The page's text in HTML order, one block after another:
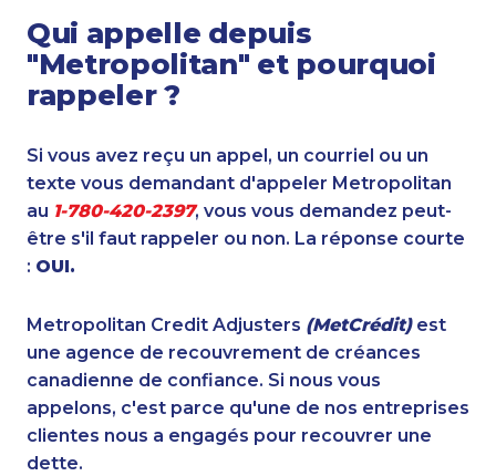
Qui appelle depuis
"Metropolitan" et pourquoi
rappeler ?
Si vous avez reçu un appel, un courriel ou un
texte vous demandant d'appeler Metropolitan
au 1-780-420-2397, vous vous demandez peut-
être s'il faut rappeler ou non. La réponse courte
: OUI.
Metropolitan Credit Adjusters (MetCrédit)est
une agence de recouvrement de créances
canadienne de confiance. Si nous vous
appelons, c'est parce qu'une de nos entreprises
clientes nous a engagés pour recouvrer une
dette.